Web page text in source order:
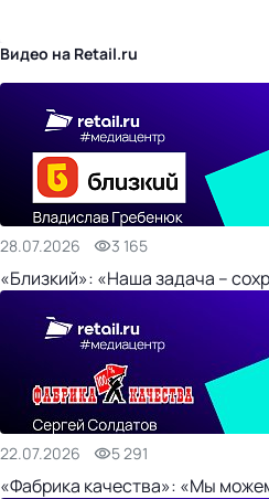
Видео на Retail.ru
28.07.2026 3 165
«Близкий»: «Наша задача –
22.07.2026 5 291
«Фабрика качества»: «Мы